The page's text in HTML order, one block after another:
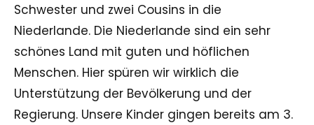
Schwester und zwei Cousins in die
Niederlande. Die Niederlande sind ein sehr
schönes Land mit guten und höflichen
Menschen. Hier spüren wir wirklich die
Unterstützung der Bevölkerung und der
Regierung. Unsere Kinder gingen bereits am 3.